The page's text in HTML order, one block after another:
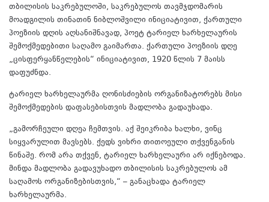
თბილისის საკრებულოში, საკრებულოს თავმჯდომარის
მოადგილის თინათინ ნიბლოშვილი ინიციატივით, ქართული
პოეზიის დღის აღსანიშნავად, პოეტ ტარიელ ხარხელაურის
შემოქმედებითი საღამო გაიმართა. ქართული პოეზიის დღე
„ცისფერყანწელების“ ინიციატივით, 1920 წლის 7 მაისს
დაფუძნდა.
ტარიელ ხარხელაურმა ღონისძიების ორგანიზატორებს მისი
შემოქმედების დაფასებისთვის მადლობა გადაუხადა.
„გამორჩეული დღეა ჩემთვის. აქ შეიკრიბა ხალხი, ვინც
სიყვარულით მავსებს. ქედს ვიხრი თითოეული თქვენგანის
წინაშე. რომ არა თქვენ, ტარიელ ხარხელაური არ იქნებოდა.
მინდა მადლობა გადავუხადო თბილისის საკრებულოს ამ
საღამოს ორგანიზებისთვის,“ – განაცხადა ტარიელ
ხარხელაურმა.